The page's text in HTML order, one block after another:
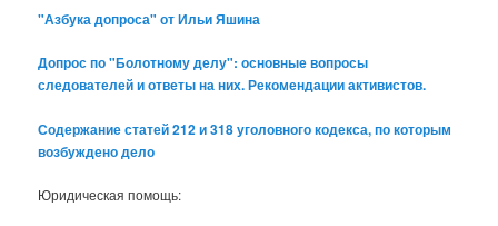
"Азбука допроса" от Ильи Яшина
Допрос по "Болотному делу": основные вопросы
следователей и ответы на них. Рекомендации активистов.
Содержание статей 212 и 318 уголовного кодекса, по которым
возбуждено дело
Юридическая помощь: